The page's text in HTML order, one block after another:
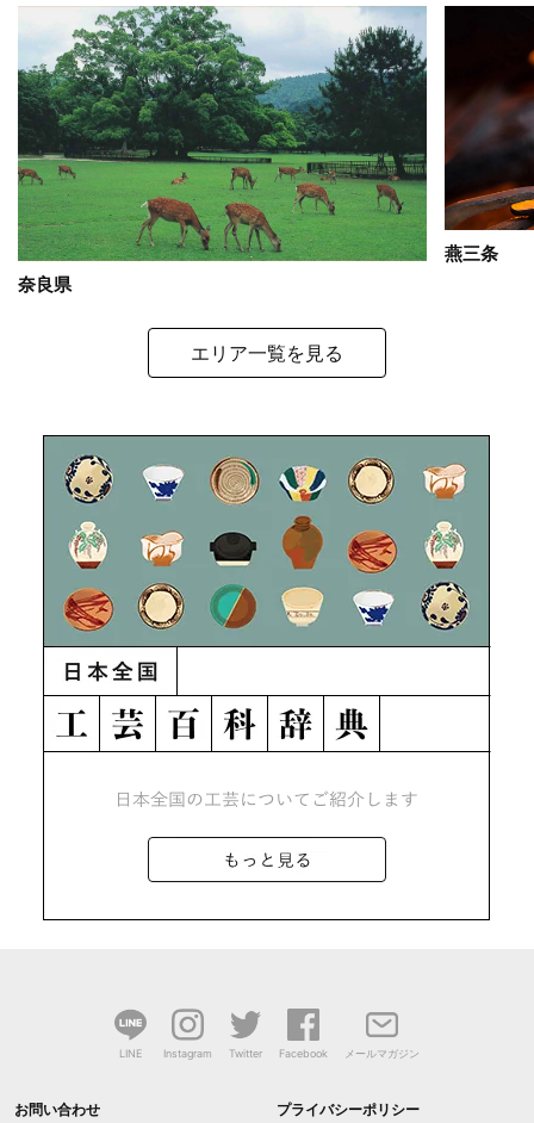
奈良県
燕三条
エリア一覧を見る
LINE Instagram Twitter Facebook メールマガジン
お問い合わせ プライバシーポリシー